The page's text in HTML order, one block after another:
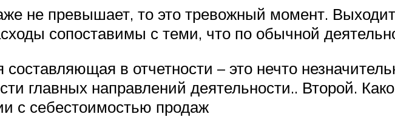
не превышает, то это тревожный момент.
сопоставимы с теми, что по обычной
в отчетности – это нечто
главных направлений деятельности.. Второй.
с себестоимостью продаж